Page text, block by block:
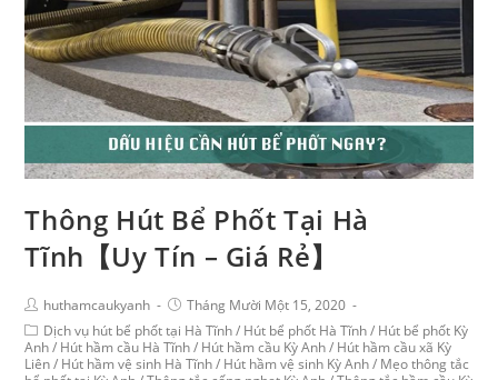
Thông Hút Bể Phốt Tại Hà
Tĩnh【Uy Tín – Giá Rẻ】‎
huthamcaukyanh
Tháng Mười Một 15, 2020
Dịch vụ hút bể phốt tại Hà Tĩnh / Hút bể phốt Hà Tĩnh / Hút bể phốt Kỳ
Anh / Hút hầm cầu Hà Tĩnh / Hút hầm cầu Kỳ Anh / Hút hầm cầu xã Kỳ
Liên / Hút hầm vệ sinh Hà Tĩnh / Hút hầm vệ sinh Kỳ Anh / Mẹo thông tắc